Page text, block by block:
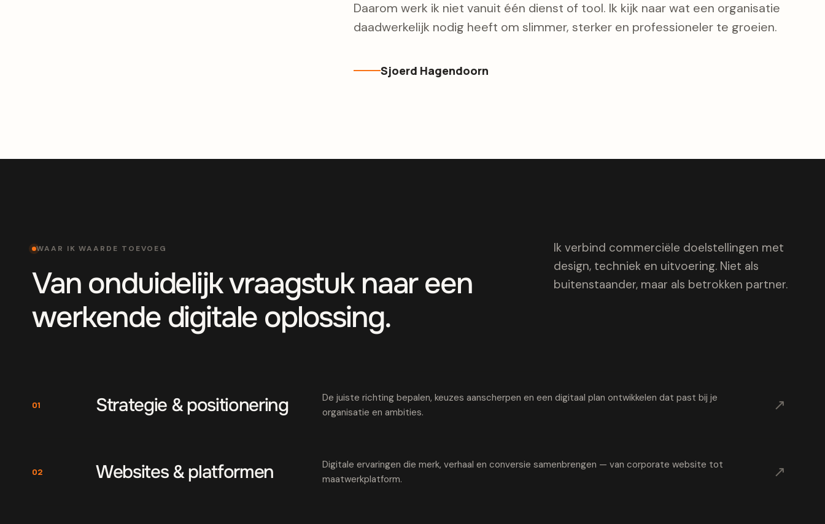
Daarom werk ik niet vanuit één dienst of tool. Ik kijk naar wat een organisatie
daadwerkelijk nodig heeft om slimmer, sterker en professioneler te groeien.
Sjoerd Hagendoorn
WAAR IK WAARDE TOEVOEG
Van onduidelijk vraagstuk naar een
werkende digitale oplossing.
Ik verbind commerciële doelstellingen met
design, techniek en uitvoering. Niet als
buitenstaander, maar als betrokken partner.
01 Strategie & positionering
De juiste richting bepalen, keuzes aanscherpen en een digitaal plan ontwikkelen dat past bij je
organisatie en ambities.
↗
02 Websites & platformen
Digitale ervaringen die merk, verhaal en conversie samenbrengen — van corporate website tot
maatwerkplatform.
↗